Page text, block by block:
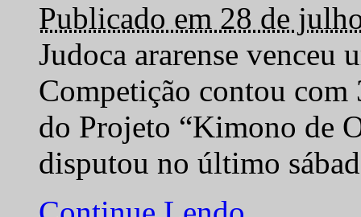
Publicado em 28 de
Judoca ararense venceu
Competição contou com
do Projeto “Kimono de
disputou no último